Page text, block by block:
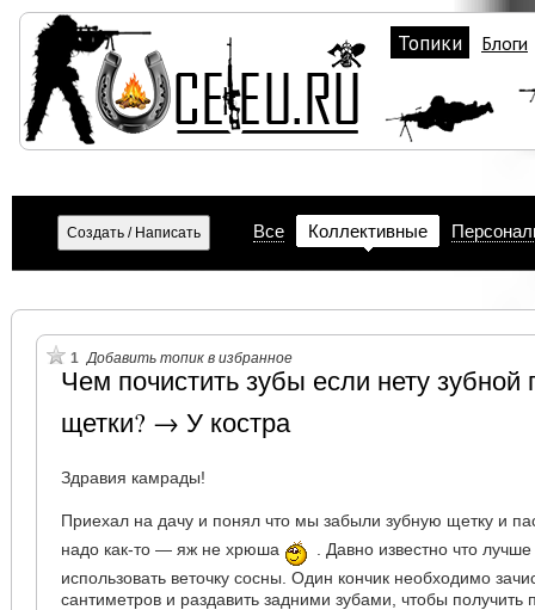
Топики Блоги
Все Коллективные
1 Добавить топик в избранное
Чем почистить зубы если нету зубной
щетки? → У костра
Здравия камрады!
Приехал на дачу и понял что мы забыли зубную щетку и
надо как-то — яж не хрюша
. Давно известно что
использовать веточку сосны. Один кончик необходимо
сантиметров и раздавить задними зубами, чтобы получить